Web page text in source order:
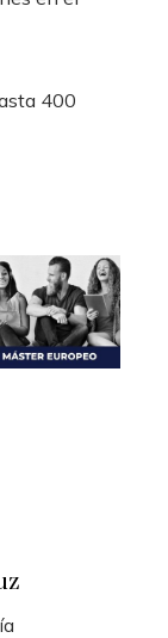
400